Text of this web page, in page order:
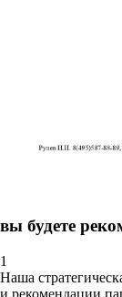
вы будете
1
Наша
и рекомендации